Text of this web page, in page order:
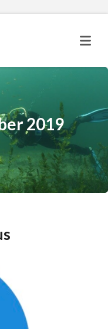
2019